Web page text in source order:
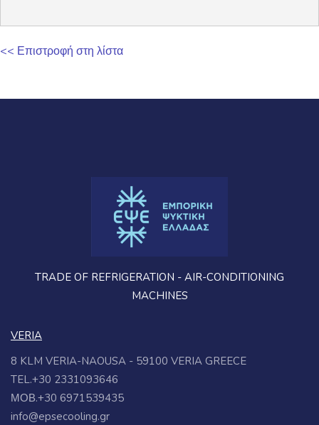
<< Επιστροφή στη λίστα
TRADE OF REFRIGERATION - AIR-CONDITIONING
MACHINES
VERIA
8 KLM VERIA-NAOUSA - 59100 VERIA GREECE
TEL.+30 2331093646
ΜΟΒ.+30 6971539435
info@epsecooling.gr